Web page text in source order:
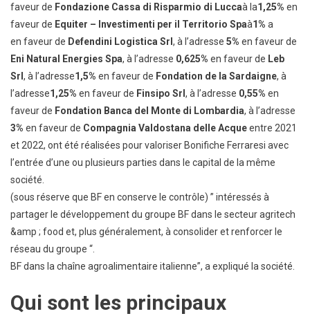
faveur de Fondazione Cassa di Risparmio di Luccaà la1,25% en
faveur de Equiter – Investimenti per il Territorio Spaà1% a
en faveur de Defendini Logistica Srl , à l’adresse 5% en faveur de
Eni Natural Energies Spa, à l’adresse 0,625% en faveur de Leb
Srl , à l’adresse1,5% en faveur de Fondation de la Sardaigne, à
l’adresse1,25% en faveur de Finsipo Srl , à l’adresse 0,55% en
faveur de Fondation Banca del Monte di Lombardia, à l’adresse
3% en faveur de Compagnia Valdostana delle Acqueentre 2021
et 2022, ont été réalisées pour valoriser Bonifiche Ferraresi avec
l’entrée d’une ou plusieurs parties dans le capital de la même
société.
(sous réserve que BF en conserve le contrôle) ” intéressés à
partager le développement du groupe BF dans le secteur agritech
&amp ; food et, plus généralement, à consolider et renforcer le
réseau du groupe “.
BF dans la chaîne agroalimentaire italienne”, a expliqué la société.
Qui sont les principaux